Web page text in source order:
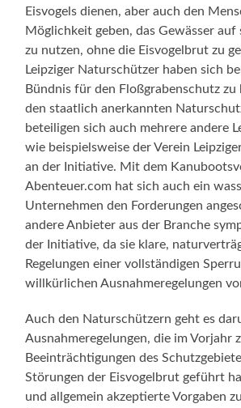
Eisvogels dienen, aber auch den
Möglichkeit geben, das Gewässer auf
zu nutzen, ohne die Eisvogelbrut zu
Leipziger Naturschützer haben sich
Bündnis für den Floßgrabenschutz zu
den staatlich anerkannten
beteiligen sich auch mehrere andere
wie beispielsweise der Verein
an der Initiative. Mit dem
Abenteuer.com hat sich auch ein
Unternehmen den Forderungen
andere Anbieter aus der Branche
der Initiative, da sie klare,
Regelungen einer vollständigen
willkürlichen Ausnahmeregelungen
Auch den Naturschützern geht es
Ausnahmeregelungen, die im Vorjahr
Beeinträchtigungen des
Störungen der Eisvogelbrut geführt
und allgemein akzeptierte Vorgaben